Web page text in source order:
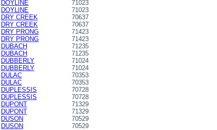
DOYLINE
71023
DOYLINE
71023
DRY CREEK
70637
DRY CREEK
70637
DRY PRONG
71423
DRY PRONG
71423
DUBACH
71235
DUBACH
71235
DUBBERLY
71024
DUBBERLY
71024
DULAC
70353
DULAC
70353
DUPLESSIS
70728
DUPLESSIS
70728
DUPONT
71329
DUPONT
71329
DUSON
70529
DUSON
70529